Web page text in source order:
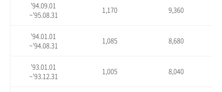
'94.09.01
~'95.08.31
1,170 9,360
'94.01.01
~'94.08.31
1,085 8,680
'93.01.01
~'93.12.31
1,005 8,040